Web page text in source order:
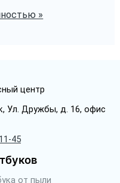
»
Ул. Дружбы, д. 16, офис
45
от пыли